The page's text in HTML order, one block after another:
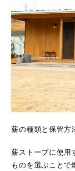
薪の種類と保管方
薪ストーブに使用
ものを選ぶことで